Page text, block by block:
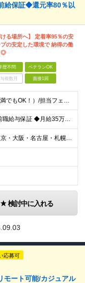
給保証◆還元率80％以
ける場所へ】 定着率95％の安
の安定した環境で 納得の働
◎
歴不問 ベテランOK
複数月 面接1回
＜経験年数不問（1年未満でもOK！）/担当フェーズ不問/ブランクOK＞ ◆開発またはインフラに携わった経験がある方（業界・経験年数不問） ◆学歴不問 ＼＼まずは気軽にご応募ください！／／ ★研修明
★年収アップ率100％/前職給与保証 ◆月給35万円～110万円＜入社時から年収200万円UP実現多数！還元率80％以上＞ ※上記は最低保証額。経験・年齢・能力などを考慮の上、優遇いたします。 ※上
★フルリモートOK！ 東京・大阪・名古屋・札幌・福岡の支社及び周辺のプロジェクト先（関東・関西・東海・北海道・福岡）での勤務となります。 ※勤務地はお選びいただけます ※希望されない転勤は発生しま
検討中に入れる
応募可
モート可能/カジュアル